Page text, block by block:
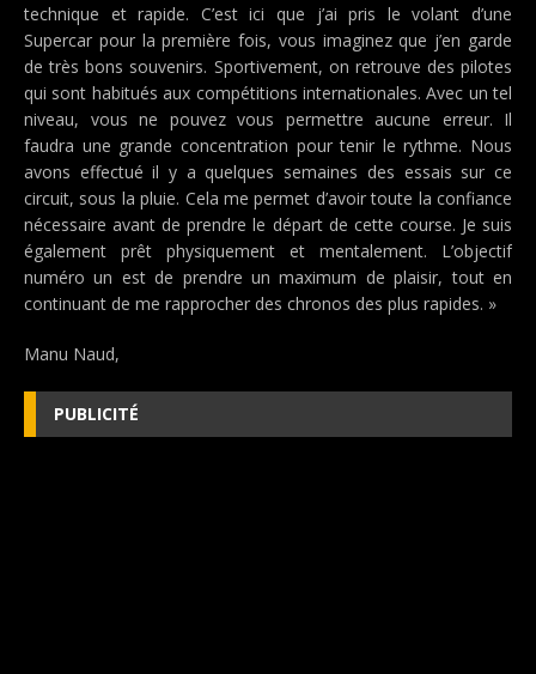
technique et rapide. C’est ici que j’ai pris le volant d’une
Supercar pour la première fois, vous imaginez que j’en garde
de très bons souvenirs. Sportivement, on retrouve des pilotes
qui sont habitués aux compétitions internationales. Avec un tel
niveau, vous ne pouvez vous permettre aucune erreur. Il
faudra une grande concentration pour tenir le rythme. Nous
avons effectué il y a quelques semaines des essais sur ce
circuit, sous la pluie. Cela me permet d’avoir toute la confiance
nécessaire avant de prendre le départ de cette course. Je suis
également prêt physiquement et mentalement. L’objectif
numéro un est de prendre un maximum de plaisir, tout en
continuant de me rapprocher des chronos des plus rapides. »
Manu Naud,
PUBLICITÉ